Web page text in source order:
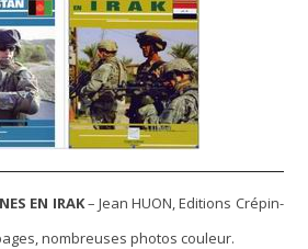
EN IRAK– Jean HUON, Editions Crépin-
nombreuses photos couleur.